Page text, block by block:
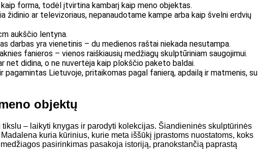
forma, todėl įtvirtina kambarį kaip meno objektas.
ar televizoriaus, nepanaudotame kampe arba kaip švelni erdvių
aukščio lentyna.
darbas yra vienetinis – du medienos raštai niekada nesutampa.
fanieros – vienos raiškiausių medžiagų skulptūriniam saugojimui.
net didina, o ne nuvertėja kaip plokščio paketo baldai.
pagamintas Lietuvoje, pritaikomas pagal fanierą, apdailą ir matmenis, su
objektų
– laikyti knygas ir parodyti kolekcijas. Šiandieninės skulptūrinės
kuria kūrinius, kurie meta iššūkį įprastoms nuostatoms, koks
pasirinkimas pasakoja istoriją, pranokstančią paprastą